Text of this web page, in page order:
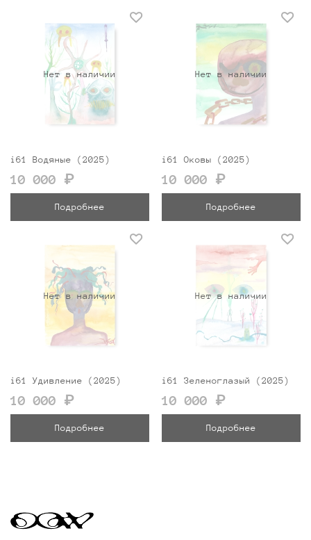
Нет в наличии
i61 Водяные (2025)
10 000 ₽
Подробнее
Нет в наличии
i61 Оковы (2025)
10 000 ₽
Подробнее
Нет в наличии
i61 Удивление (2025)
10 000 ₽
Подробнее
Нет в наличии
i61 Зеленоглазый (2025)
10 000 ₽
Подробнее